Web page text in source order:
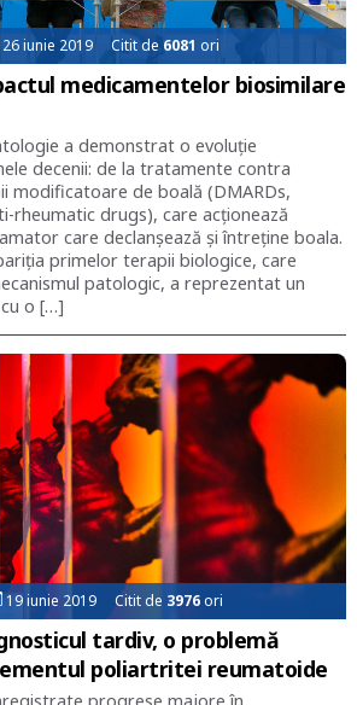
26 iunie 2019 Citit de 6081 ori
medicamentelor biosimilare
a demonstrat o evoluție
decenii: de la tratamente contra
modificatoare de boală (DMARDs,
rheumatic drugs), care acționează
care declanșează și întreține boala.
primelor terapii biologice, care
patologic, a reprezentat un
o […]
19 iunie 2019 Citit de 3976ori
tardiv, o problemă
poliartritei reumatoide